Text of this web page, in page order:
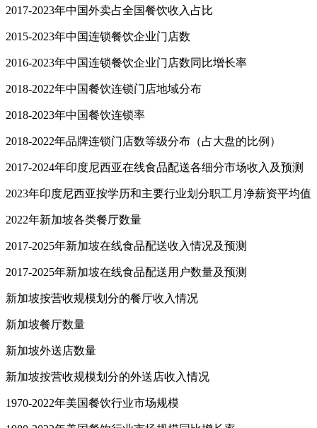
2017-2023年中国外卖占全国餐饮收入占比
2015-2023年中国连锁餐饮企业门店数
2016-2023年中国连锁餐饮企业门店数同比增长率
2018-2022年中国餐饮连锁门店地域分布
2018-2023年中国餐饮连锁率
2018-2022年品牌连锁门店数等级分布（占大盘的比例）
2017-2024年印度尼西亚在线食品配送各细分市场收入及预测
2023年印度尼西亚按学历和主要行业划分职工月净薪资平均值
2022年新加坡各类餐厅数量
2017-2025年新加坡在线食品配送收入情况及预测
2017-2025年新加坡在线食品配送用户数量及预测
新加坡按营收规模划分的餐厅收入情况
新加坡餐厅数量
新加坡外送店数量
新加坡按营收规模划分的外送店收入情况
1970-2022年美国餐饮行业市场规模